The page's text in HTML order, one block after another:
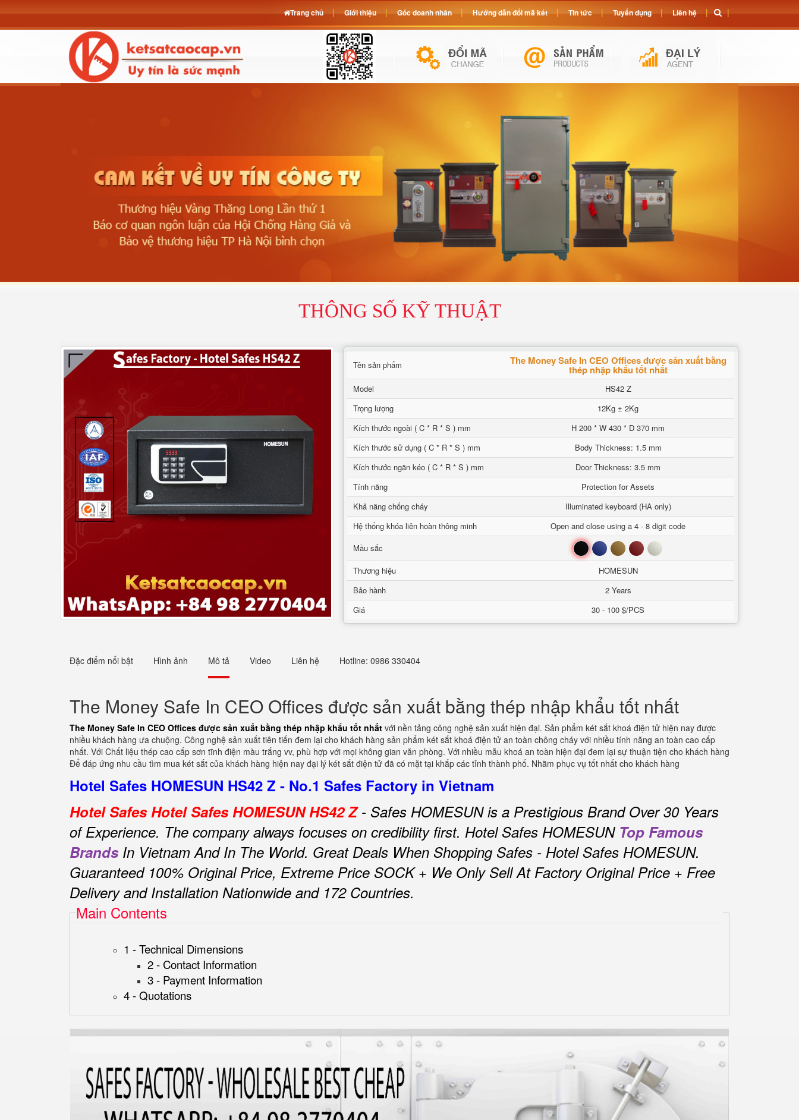
THÔNG SỐ KỸ THUẬT
Tên sản phẩm The Money Safe In CEO Offices được sản xuất bằng
thép nhập khẩu tốt nhất
Model
HS42 Z
Trọng lượng
12Kg ± 2Kg
Kích thước ngoài ( C * R * S ) mm
H 200 * W 430 * D 370 mm
Kích thước sử dụng ( C * R * S ) mm
Body Thickness: 1.5 mm
Kích thước ngăn kéo ( C * R * S ) mm
Door Thickness: 3.5 mm
Tính năng
Protection for Assets
Khả năng chống cháy
Illuminated keyboard (HA only)
Hệ thống khóa liên hoàn thông minh
Open and close using a 4 - 8 digit code
Mầu sắc
Đen Xanh Nâu Đỏ Trắng
Thương hiệu
HOMESUN
Bảo hành
2 Years
Giá
30 - 100 $/PCS
Đặc điểm nổi bật Hình ảnh Mô tả Video Liên hệ Hotline: 0986 330404
The Money Safe In CEO Offices được sản xuất bằng thép nhập khẩu tốt nhất
The Money Safe In CEO Offices được sản xuất bằng thép nhập khẩu tốt nhất với nền tảng công nghệ sản xuất hiện đại. Sản phẩm két sắt khoá điện tử hiện nay được
nhiều khách hàng ưa chuộng. Công nghệ sản xuất tiên tiến đem lại cho khách hàng sản phẩm két sắt khoá điện tử an toàn chông cháy với nhiều tính năng an toàn cao cấp
nhất. Với Chất liệu thép cao cấp sơn tĩnh điện màu trắng vv, phù hợp với mọi không gian văn phòng. Với nhiều mẫu khoá an toàn hiện đại đem lại sự thuận tiện cho khách hàng
Để đáp ứng nhu cầu tìm mua két sắt của khách hàng hiện nay đại lý két sắt điện tử đã có mặt tại khắp các tỉnh thành phố. Nhằm phục vụ tốt nhất cho khách hàng
Hotel Safes HOMESUN HS42 Z - No.1 Safes Factory in Vietnam
Hotel Safes Hotel Safes HOMESUN HS42 Z- Safes HOMESUN is a Prestigious Brand Over 30 Years
of Experience. The company always focuses on credibility first. Hotel Safes HOMESUN Top Famous
Brands In Vietnam And In The World. Great Deals When Shopping Safes - Hotel Safes HOMESUN.
Guaranteed 100% Original Price, Extreme Price SOCK + We Only Sell At Factory Original Price + Free
Delivery and Installation Nationwide and 172 Countries.
Main Contents
1 - Technical Dimensions
2 - Contact Information
3 - Payment Information
4 - Quotations
Trang chủ Giới thiệu Góc doanh nhân Hướng dẫn đổi mã két Tin tức Tuyển dụng Liên hệ